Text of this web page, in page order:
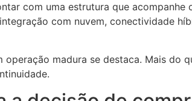
com uma estrutura que
com nuvem, conectividade
madura se destaca. Mais do